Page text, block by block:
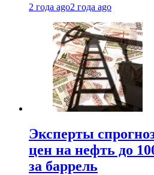
2 года ago2 года ago
Эксперты
цен на нефть до
за баррель